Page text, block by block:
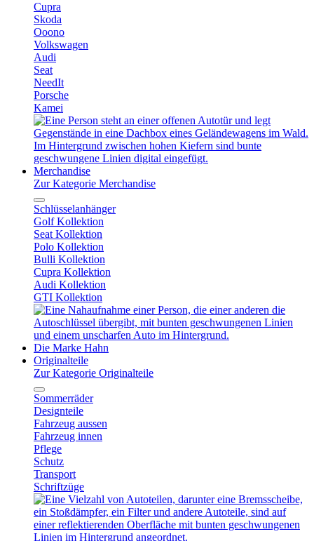
Cupra
Skoda
Ooono
Volkswagen
Audi
Seat
NeedIt
Porsche
Kamei
Merchandise
Zur Kategorie Merchandise
Schlüsselanhänger
Golf Kollektion
Seat Kollektion
Polo Kollektion
Bulli Kollektion
Cupra Kollektion
Audi Kollektion
GTI Kollektion
Die Marke Hahn
Originalteile
Zur Kategorie Originalteile
Sommerräder
Designteile
Fahrzeug aussen
Fahrzeug innen
Pflege
Schutz
Transport
Schriftzüge